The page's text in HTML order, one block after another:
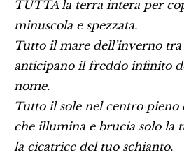
TUTTA la terra intera per
minuscola e spezzata.
Tutto il mare dell’inverno
anticipano il freddo infinito
nome.
Tutto il sole nel centro pieno
che illumina e brucia solo la
la cicatrice del tuo schianto.